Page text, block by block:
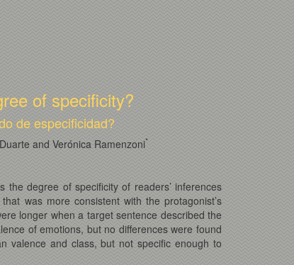
of specificity?
de especificidad?
and Verónica Ramenzoni*
degree of specificity of readers’ inferences
was more consistent with the protagonist’s
longer when a target sentence described the
of emotions, but no differences were found
valence and class, but not specific enough to